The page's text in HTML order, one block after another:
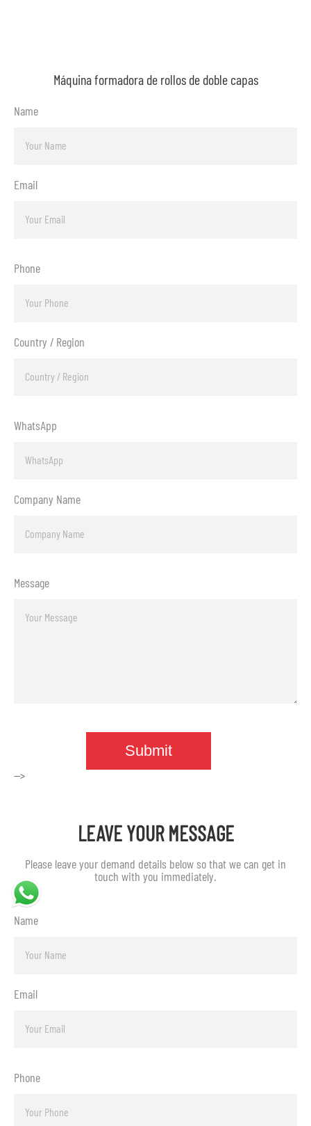
Máquina formadora de rollos de doble capas
Name
Email
Phone
Country / Region
WhatsApp
Company Name
Message
-->
LEAVE YOUR MESSAGE
Please leave your demand details below so that we can get in
touch with you immediately.
Name
Email
Phone